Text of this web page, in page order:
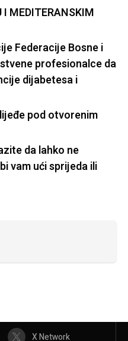
I MEDITERANSKIM
Federacije Bosne i
profesionalce da
dijabetesa i
pod otvorenim
da lahko ne
vam ući sprijeda ili
X Network